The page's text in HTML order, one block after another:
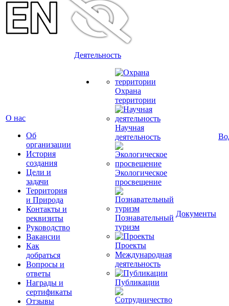
О нас
Об
организации
История
создания
Цели и
задачи
Территория
и Природа
Контакты и
реквизиты
Руководство
Вакансии
Как
добраться
Вопросы и
ответы
Награды и
сертификаты
Отзывы
Деятельность
Охрана
территории
Научная
деятельность
Экологическое
просвещение
Познавательный
туризм
Проекты
Международная
деятельность
Публикации
Документы